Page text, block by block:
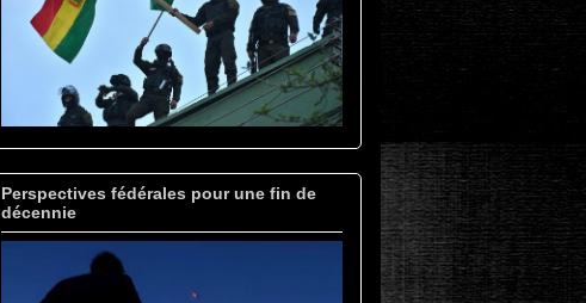
Perspectives fédérales pour une fin de
décennie